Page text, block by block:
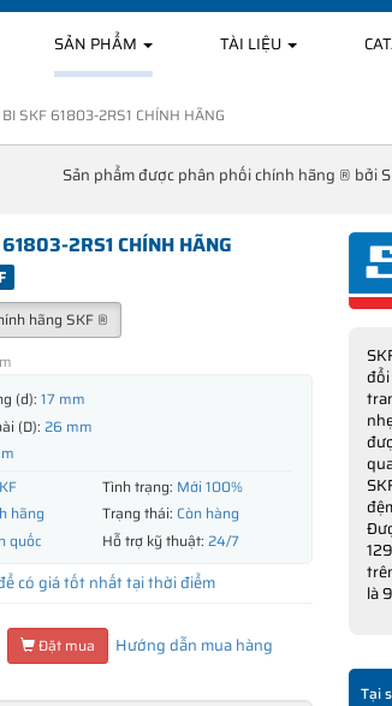
SẢN PHẨM TÀI LIỆU
SKF 61803-2RS1 CHÍNH HÃNG
Sản phẩm được phân phối chính hãng ® bởi
2RS1 CHÍNH HÃNG
hãng SKF ®
(d): 17 mm
(D): 26 mm
Tình trạng: Mới 100%
hãng Trạng thái: Còn hàng
quốc Hỗ trợ kỹ thuật: 24/7
có giá tốt nhất tại thời điểm
Đặt mua Hướng dẫn mua hàng
là
Tại